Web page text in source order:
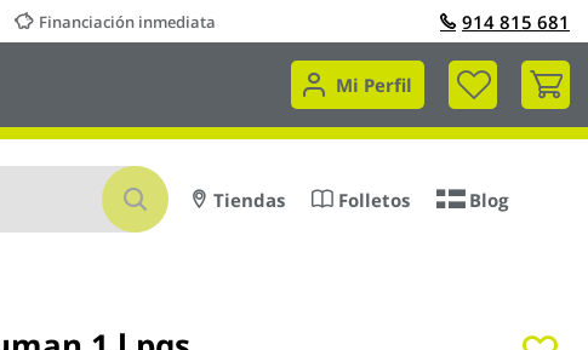
Financiación inmediata 914 815 681
Mi Perfil
Mi
Buscar
Tiendas Folletos Blog